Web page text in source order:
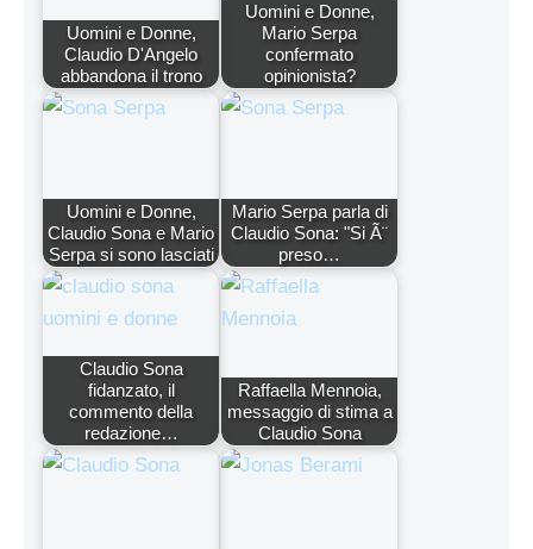
Uomini e Donne,
Claudio D'Angelo
abbandona il trono
Uomini e Donne,
Mario Serpa
confermato
opinionista?
Uomini e Donne,
Claudio Sona e Mario
Serpa si sono lasciati
Mario Serpa parla di
Claudio Sona: "Si Ã¨
preso…
Claudio Sona
fidanzato, il
commento della
redazione…
Raffaella Mennoia,
messaggio di stima a
Claudio Sona